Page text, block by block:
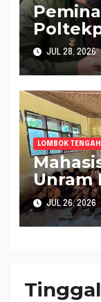
560
JUL 28, 2026
LOMBOK TENGAH
Unram
Dini di
JUL 26, 2026